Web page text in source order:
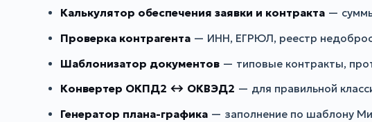
Калькулятор обеспечения заявки и контракта —
Проверка контрагента — ИНН, ЕГРЮЛ, реестр
Шаблонизатор документов — типовые контракты,
Конвертер ОКПД2 ↔ ОКВЭД2 — для правильной
Генератор плана-графика — заполнение по шаблону